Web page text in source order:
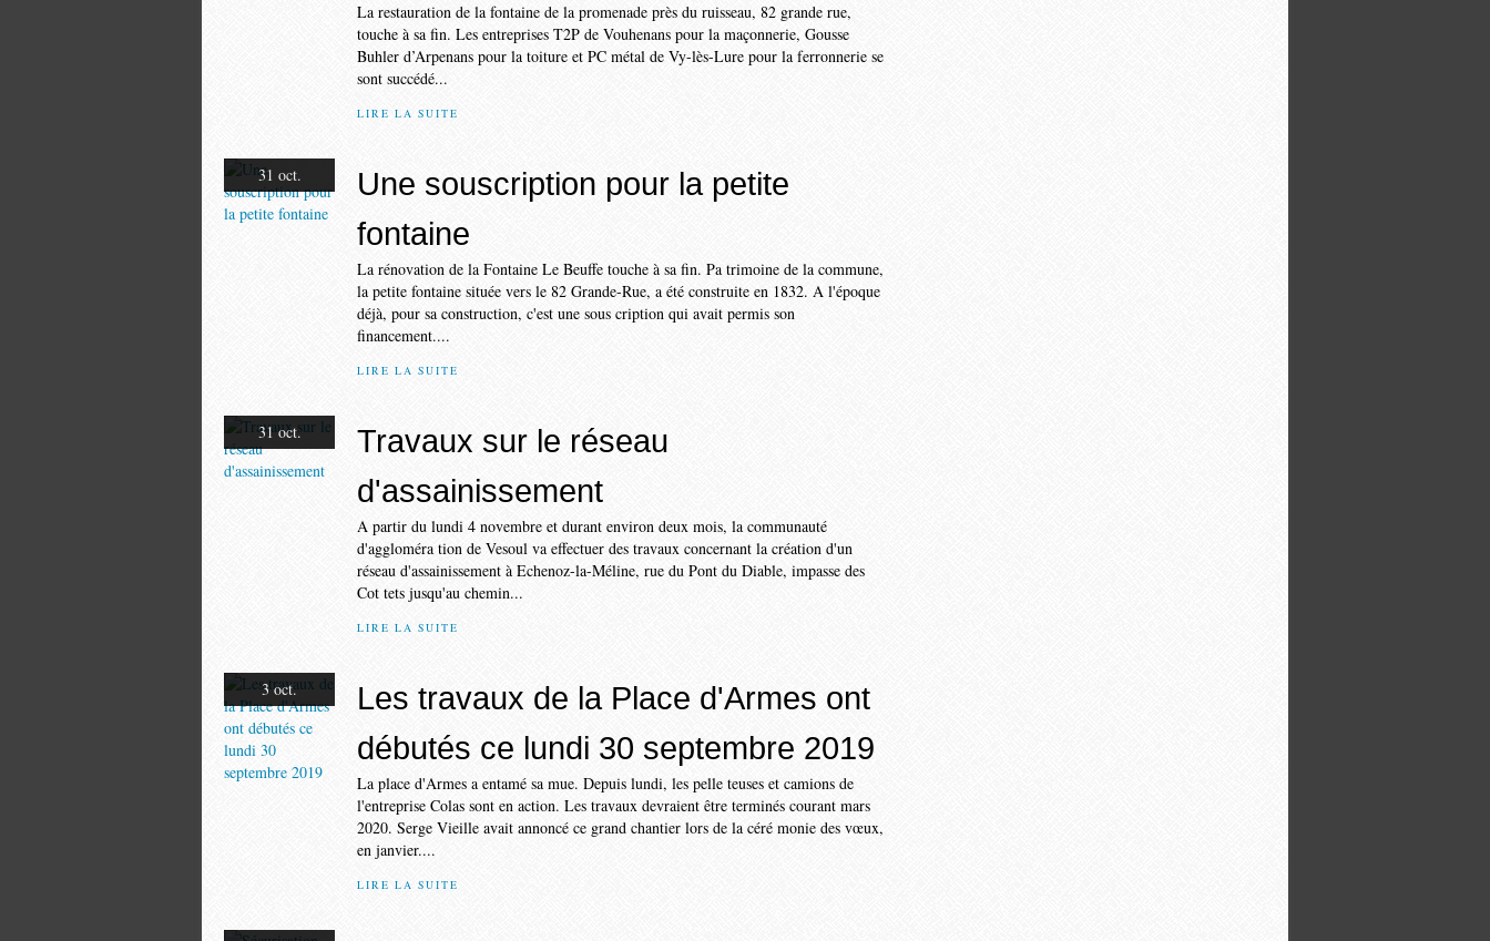
La restauration de la fontaine de la promenade près du ruisseau, 82 grande rue,
touche à sa fin. Les entreprises T2P de Vouhenans pour la maçonnerie, Gousse
Buhler d’Arpenans pour la toiture et PC métal de Vy-lès-Lure pour la ferronnerie se
sont succédé...
LIRE LA SUITE
31 oct.
Une souscription pour la petite
fontaine
La rénovation de la Fontaine Le Beuffe touche à sa fin. Pa trimoine de la commune,
la petite fontaine située vers le 82 Grande-Rue, a été construite en 1832. A l'époque
déjà, pour sa construction, c'est une sous cription qui avait permis son
financement....
LIRE LA SUITE
31 oct.
Travaux sur le réseau
d'assainissement
A partir du lundi 4 novembre et durant environ deux mois, la communauté
d'aggloméra tion de Vesoul va effectuer des travaux concernant la création d'un
réseau d'assainissement à Echenoz-la-Méline, rue du Pont du Diable, impasse des
Cot tets jusqu'au chemin...
LIRE LA SUITE
3 oct.
Les travaux de la Place d'Armes ont
débutés ce lundi 30 septembre 2019
La place d'Armes a entamé sa mue. Depuis lundi, les pelle teuses et camions de
l'entreprise Colas sont en action. Les travaux devraient être terminés courant mars
2020. Serge Vieille avait annoncé ce grand chantier lors de la céré monie des vœux,
en janvier....
LIRE LA SUITE